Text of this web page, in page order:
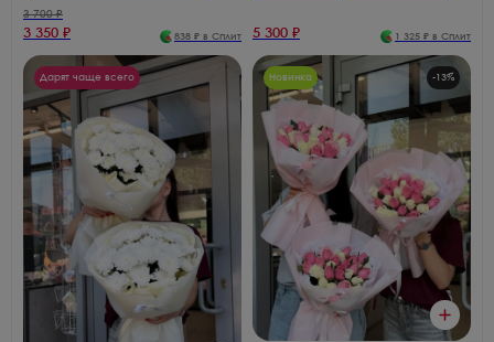
3 700₽
3 350 ₽ 838 ₽ в Сплит 5 300 ₽ 1 325 ₽ в Сплит
Дарят чаще всего Новинка -13%